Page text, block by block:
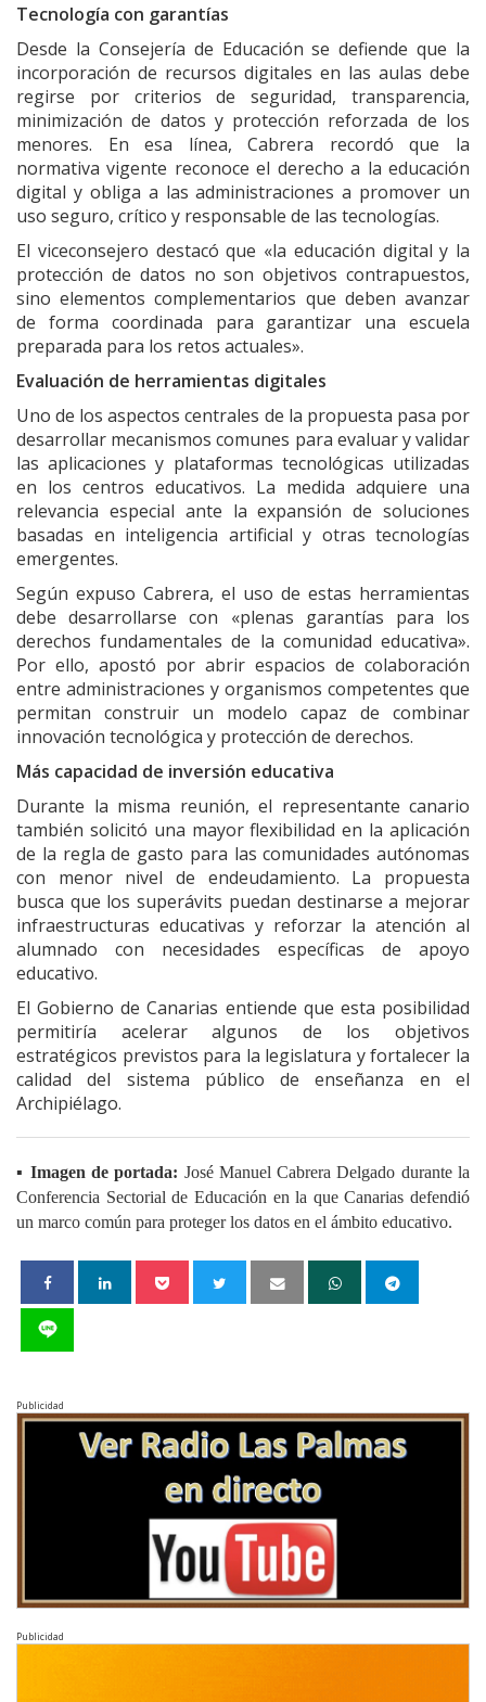
Tecnología con garantías
Desde la Consejería de Educación se defiende que la
incorporación de recursos digitales en las aulas debe
regirse por criterios de seguridad, transparencia,
minimización de datos y protección reforzada de los
menores. En esa línea, Cabrera recordó que la
normativa vigente reconoce el derecho a la educación
digital y obliga a las administraciones a promover un
uso seguro, crítico y responsable de las tecnologías.
El viceconsejero destacó que «la educación digital y la
protección de datos no son objetivos contrapuestos,
sino elementos complementarios que deben avanzar
de forma coordinada para garantizar una escuela
preparada para los retos actuales».
Evaluación de herramientas digitales
Uno de los aspectos centrales de la propuesta pasa por
desarrollar mecanismos comunes para evaluar y validar
las aplicaciones y plataformas tecnológicas utilizadas
en los centros educativos. La medida adquiere una
relevancia especial ante la expansión de soluciones
basadas en inteligencia artificial y otras tecnologías
emergentes.
Según expuso Cabrera, el uso de estas herramientas
debe desarrollarse con «plenas garantías para los
derechos fundamentales de la comunidad educativa».
Por ello, apostó por abrir espacios de colaboración
entre administraciones y organismos competentes que
permitan construir un modelo capaz de combinar
innovación tecnológica y protección de derechos.
Más capacidad de inversión educativa
Durante la misma reunión, el representante canario
también solicitó una mayor flexibilidad en la aplicación
de la regla de gasto para las comunidades autónomas
con menor nivel de endeudamiento. La propuesta
busca que los superávits puedan destinarse a mejorar
infraestructuras educativas y reforzar la atención al
alumnado con necesidades específicas de apoyo
educativo.
El Gobierno de Canarias entiende que esta posibilidad
permitiría acelerar algunos de los objetivos
estratégicos previstos para la legislatura y fortalecer la
calidad del sistema público de enseñanza en el
Archipiélago.
▪️ Imagen de portada: José Manuel Cabrera Delgado durante la
Conferencia Sectorial de Educación en la que Canarias defendió
un marco común para proteger los datos en el ámbito educativo.
Publicidad
Publicidad